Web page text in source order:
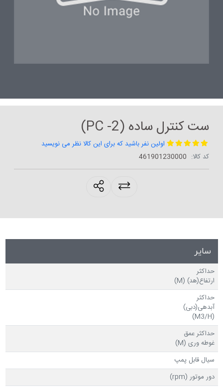
ست کنترل ساده (PC -2)
اولین نفر باشید که برای این کالا نظر می نویسید
کد کالا: 461901230000
products.sharing
سایر
حداکثر
ارتفاع(هد) (M)
حداکثر
آبدهی(دبی)
(M3/H)
حداکثر عمق
غوطه وری (M)
سیال قابل پمپ
دور موتور (rpm)